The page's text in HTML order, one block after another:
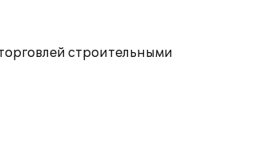
строительными